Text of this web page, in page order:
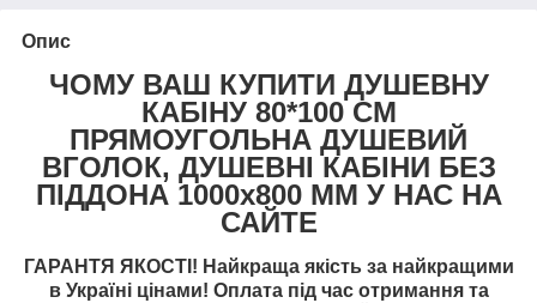
Опис
ЧОМУ ВАШ КУПИТИ ДУШЕВНУ
КАБІНУ 80*100 СМ
ПРЯМОУГОЛЬНА ДУШЕВИЙ
ВГОЛОК, ДУШЕВНІ КАБІНИ БЕЗ
ПІДДОНА 1000х800 ММ У НАС НА
САЙТЕ
ГАРАНТЯ ЯКОСТІ! Найкраща якість за найкращими
в Україні цінами! Оплата під час отримання та